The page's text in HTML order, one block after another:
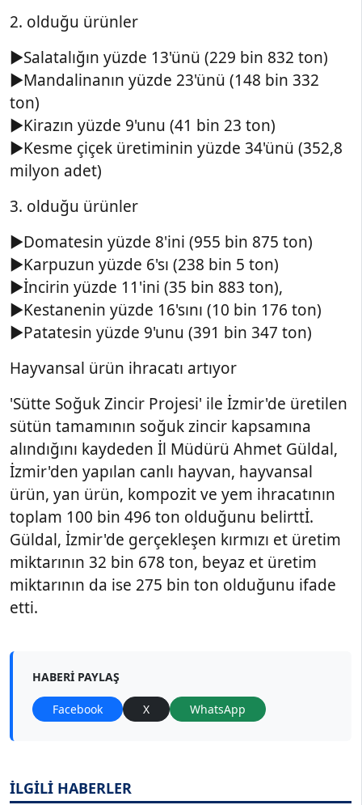
2. olduğu ürünler
►Salatalığın yüzde 13'ünü (229 bin 832 ton)
►Mandalinanın yüzde 23'ünü (148 bin 332
ton)
►Kirazın yüzde 9'unu (41 bin 23 ton)
►Kesme çiçek üretiminin yüzde 34'ünü (352,8
milyon adet)
3. olduğu ürünler
►Domatesin yüzde 8'ini (955 bin 875 ton)
►Karpuzun yüzde 6'sı (238 bin 5 ton)
►İncirin yüzde 11'ini (35 bin 883 ton),
►Kestanenin yüzde 16'sını (10 bin 176 ton)
►Patatesin yüzde 9'unu (391 bin 347 ton)
Hayvansal ürün ihracatı artıyor
'Sütte Soğuk Zincir Projesi' ile İzmir'de üretilen
sütün tamamının soğuk zincir kapsamına
alındığını kaydeden İl Müdürü Ahmet Güldal,
İzmir'den yapılan canlı hayvan, hayvansal
ürün, yan ürün, kompozit ve yem ihracatının
toplam 100 bin 496 ton olduğunu belirttİ.
Güldal, İzmir'de gerçekleşen kırmızı et üretim
miktarının 32 bin 678 ton, beyaz et üretim
miktarının da ise 275 bin ton olduğunu ifade
etti.
HABERI PAYLAŞ
Facebook X WhatsApp
İLGİLİ HABERLER